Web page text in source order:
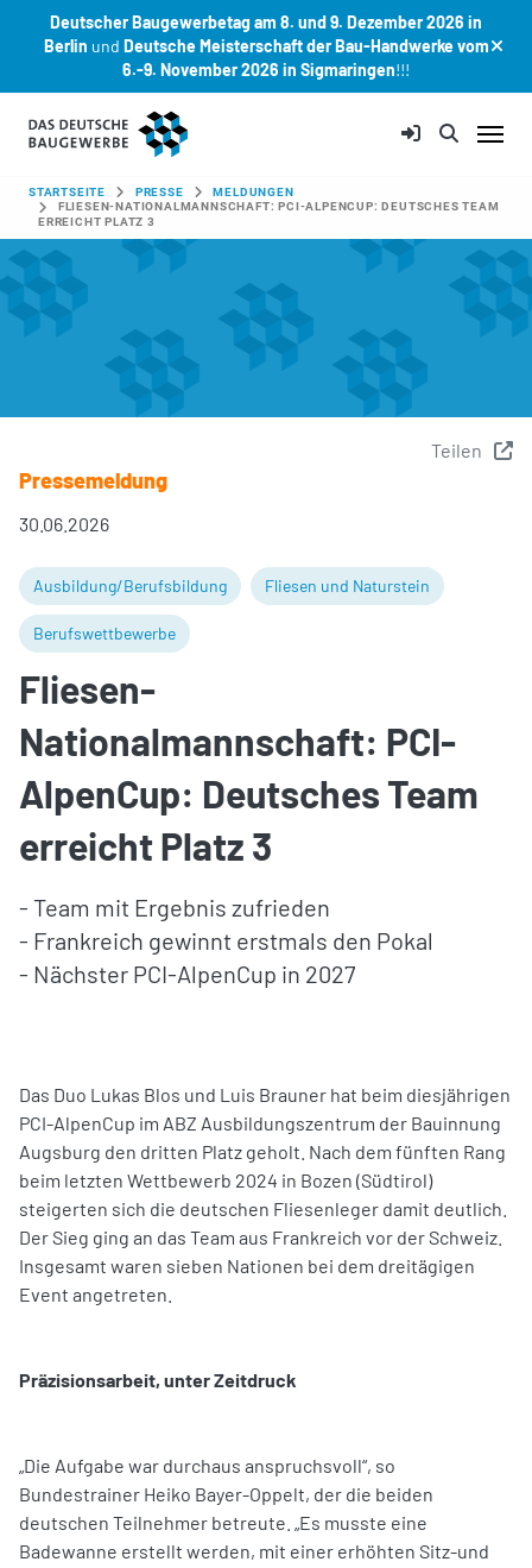
Deutscher Baugewerbetag am 8. und 9. Dezember 2026 in
Berlin und Deutsche Meisterschaft der Bau-Handwerke vom
6.-9. November 2026 in Sigmaringen!!!
Zum Hauptinhalt springen
SIE SIND HIER:
STARTSEITE PRESSE
MELDUNGEN
FLIESEN-NATIONALMANNSCHAFT: PCI-ALPENCUP: DEUTSCHES TEAM
ERREICHT PLATZ 3
Teilen
Pressemeldung
30.06.2026
Ausbildung/Berufsbildung Fliesen und Naturstein
Berufswettbewerbe
Fliesen-
Nationalmannschaft: PCI-
AlpenCup: Deutsches Team
erreicht Platz 3
- Team mit Ergebnis zufrieden
- Frankreich gewinnt erstmals den Pokal
- Nächster PCI-AlpenCup in 2027
Das Duo Lukas Blos und Luis Brauner hat beim diesjährigen
PCI-AlpenCup im ABZ Ausbildungszentrum der Bauinnung
Augsburg den dritten Platz geholt. Nach dem fünften Rang
beim letzten Wettbewerb 2024 in Bozen (Südtirol)
steigerten sich die deutschen Fliesenleger damit deutlich.
Der Sieg ging an das Team aus Frankreich vor der Schweiz.
Insgesamt waren sieben Nationen bei dem dreitägigen
Event angetreten.
Präzisionsarbeit, unter Zeitdruck
„Die Aufgabe war durchaus anspruchsvoll“, so
Bundestrainer Heiko Bayer-Oppelt, der die beiden
deutschen Teilnehmer betreute. „Es musste eine
Badewanne erstellt werden, mit einer erhöhten Sitz-und